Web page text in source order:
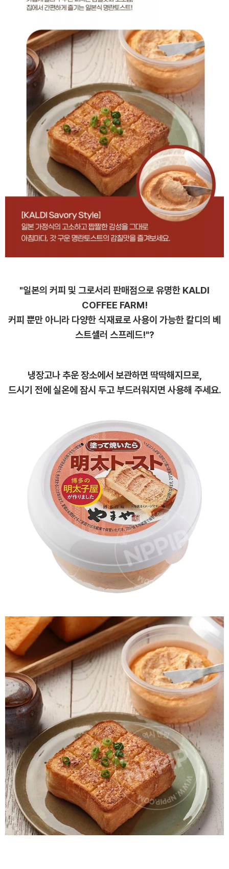
"일본의 커피 및 그로서리 판매점으로 유명한 KALDI
COFFEE FARM!
커피 뿐만 아니라 다양한 식재료로 사용이 가능한 칼디의 베
스트셀러 스프레드!"?
냉장고나 추운 장소에서 보관하면 딱딱해지므로,
드시기 전에 실온에 잠시 두고 부드러워지면 사용해 주세요.